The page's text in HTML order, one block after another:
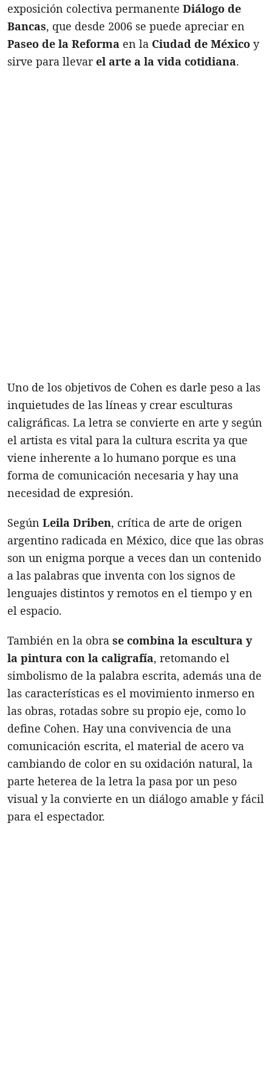
exposición colectiva permanente Diálogo de
Bancas, que desde 2006 se puede apreciar en
Paseo de la Reforma en la Ciudad de México y
sirve para llevarel arte a la vida cotidiana.
Uno de los objetivos de Cohen es darle peso a las
inquietudes de las líneas y crear esculturas
caligráficas. La letra se convierte en arte y según
el artista es vital para la cultura escrita ya que
viene inherente a lo humano porque es una
forma de comunicación necesaria y hay una
necesidad de expresión.
Según Leila Driben, crítica de arte de origen
argentino radicada en México, dice que las obras
son un enigma porque a veces dan un contenido
a las palabras que inventa con los signos de
lenguajes distintos y remotos en el tiempo y en
el espacio.
También en la obra se combina la escultura y
la pintura con la caligrafía, retomando el
simbolismo de la palabra escrita, además una de
las características es el movimiento inmerso en
las obras, rotadas sobre su propio eje, como lo
define Cohen. Hay una convivencia de una
comunicación escrita, el material de acero va
cambiando de color en su oxidación natural, la
parte heterea de la letra la pasa por un peso
visual y la convierte en un diálogo amable y fácil
para el espectador.